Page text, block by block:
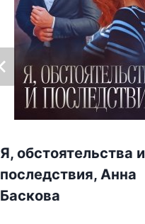
Я, обстоятельства и
последствия, Анна
Баскова